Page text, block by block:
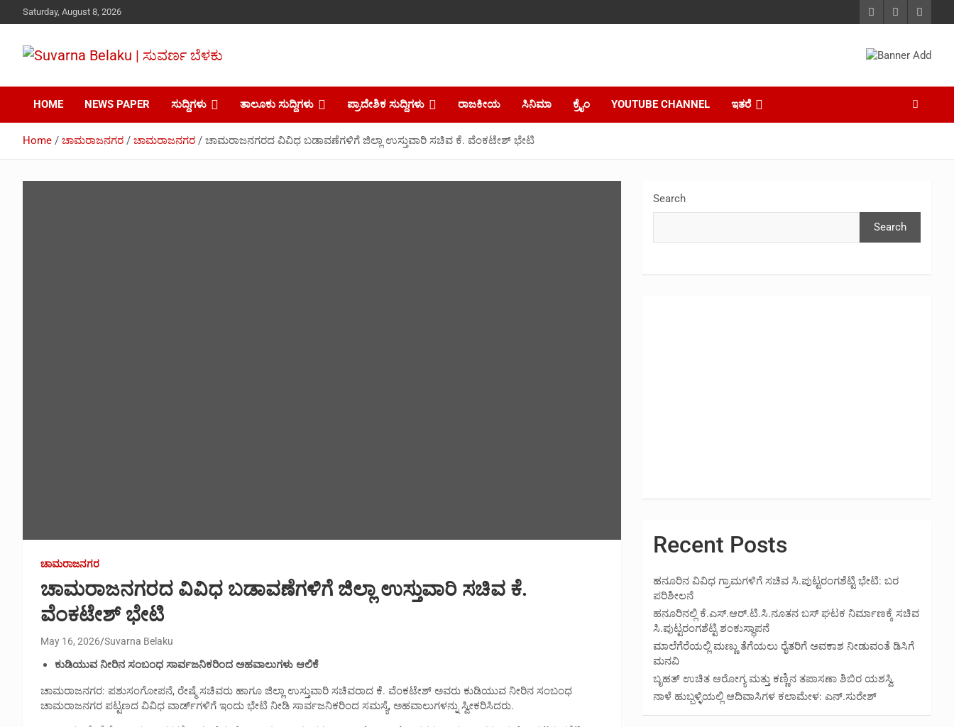
to
Saturday, August 8, 2026
Suvarna Belaku |
ಸುವರ್ಣ ಬೆಳಕು
HOME NEWS PAPER ಸುದ್ದಿಗಳು ತಾಲೂಕು ಸುದ್ದಿಗಳು ಪ್ರಾದೇಶಿಕ ಸುದ್ದಿಗಳು ರಾಜಕೀಯ ಸಿನಿಮಾ ಕ್ರೈಂ YOUTUBE CHANNEL ಇತರೆ
Home ಚಾಮರಾಜನಗರ ಚಾಮರಾಜನಗರ ಚಾಮರಾಜನಗರದ ವಿವಿಧ ಬಡಾವಣೆಗಳಿಗೆ ಜಿಲ್ಲಾ ಉಸ್ತುವಾರಿ ಸಚಿವ ಕೆ. ವೆಂಕಟೇಶ್ ಭೇಟಿ
ಚಾಮರಾಜನಗರ
ಚಾಮರಾಜನಗರದ ವಿವಿಧ ಬಡಾವಣೆಗಳಿಗೆ ಜಿಲ್ಲಾ ಉಸ್ತುವಾರಿ ಸಚಿವ ಕೆ.
ವೆಂಕಟೇಶ್ ಭೇಟಿ
May 16, 2026 Suvarna Belaku
ಕುಡಿಯುವ ನೀರಿನ ಸಂಬಂಧ ಸಾರ್ವಜನಿಕರಿಂದ ಅಹವಾಲುಗಳು ಆಲಿಕೆ
ಚಾಮರಾಜನಗರ: ಪಶುಸಂಗೋಪನೆ, ರೇಷ್ಮೆ ಸಚಿವರು ಹಾಗೂ ಜಿಲ್ಲಾ ಉಸ್ತುವಾರಿ ಸಚಿವರಾದ ಕೆ. ವೆಂಕಟೇಶ್ ಅವರು ಕುಡಿಯುವ ನೀರಿನ ಸಂಬಂಧ
ಚಾಮರಾಜನಗರ ಪಟ್ಟಣದ ವಿವಿಧ ವಾರ್ಡ್‍ಗಳಿಗೆ ಇಂದು ಭೇಟಿ ನೀಡಿ ಸಾರ್ವಜನಿಕರಿಂದ ಸಮಸ್ಯೆ, ಅಹವಾಲುಗಳನ್ನು ಸ್ವೀಕರಿಸಿದರು.
Search
Search
Recent Posts
ಹನೂರಿನ ವಿವಿಧ ಗ್ರಾಮಗಳಿಗೆ ಸಚಿವ ಸಿ.ಪುಟ್ಟರಂಗಶೆಟ್ಟಿ ಭೇಟಿ: ಬರ
ಪರಿಶೀಲನೆ
ಹನೂರಿನಲ್ಲಿ ಕೆ.ಎಸ್.ಆರ್.ಟಿ.ಸಿ.ನೂತನ ಬಸ್ ಘಟಕ ನಿರ್ಮಾಣಕ್ಕೆ ಸಚಿವ
ಸಿ.ಪುಟ್ಟರಂಗಶೆಟ್ಟಿ ಶಂಕುಸ್ಥಾಪನೆ
ಮಾಲೆಗೆರೆಯಲ್ಲಿ ಮಣ್ಣು ತೆಗೆಯಲು ರೈತರಿಗೆ ಅವಕಾಶ ನೀಡುವಂತೆ ಡಿಸಿಗೆ
ಮನವಿ
ಬೃಹತ್ ಉಚಿತ ಆರೋಗ್ಯ ಮತ್ತು ಕಣ್ಣಿನ ತಪಾಸಣಾ ಶಿಬಿರ ಯಶಸ್ವಿ
ನಾಳೆ ಹುಬ್ಬಳ್ಳಿಯಲ್ಲಿ ಆದಿವಾಸಿಗಳ ಕಲಾಮೇಳ: ಎನ್.ಸುರೇಶ್